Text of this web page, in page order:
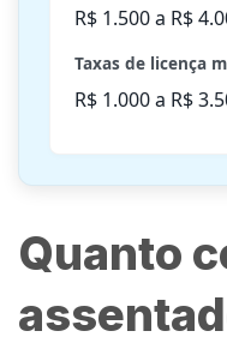
R$ 1.500 a R$
Taxas de licença
R$ 1.000 a R$
Quanto